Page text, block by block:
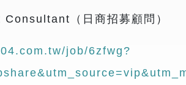
（日商招募顧問）
job/6zfwg?